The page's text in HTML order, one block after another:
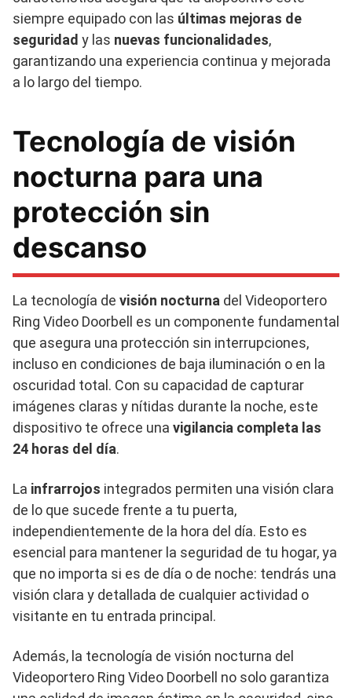
siempre equipado con las últimas mejoras de
seguridad y las nuevas funcionalidades,
garantizando una experiencia continua y mejorada
a lo largo del tiempo.
Tecnología de visión
nocturna para una
protección sin
descanso
La tecnología de visión nocturna del Videoportero
Ring Video Doorbell es un componente fundamental
que asegura una protección sin interrupciones,
incluso en condiciones de baja iluminación o en la
oscuridad total. Con su capacidad de capturar
imágenes claras y nítidas durante la noche, este
dispositivo te ofrece una vigilancia completa las
24 horas del día.
La infrarrojos integrados permiten una visión clara
de lo que sucede frente a tu puerta,
independientemente de la hora del día. Esto es
esencial para mantener la seguridad de tu hogar, ya
que no importa si es de día o de noche: tendrás una
visión clara y detallada de cualquier actividad o
visitante en tu entrada principal.
Además, la tecnología de visión nocturna del
Videoportero Ring Video Doorbell no solo garantiza